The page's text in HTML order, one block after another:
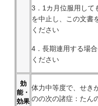
3．1カ月位服用して
を中止し、この文書
ください
4．長期連用する場
ください
効
能・
効果
体力中等度で、せき
のの次の諸症：たん